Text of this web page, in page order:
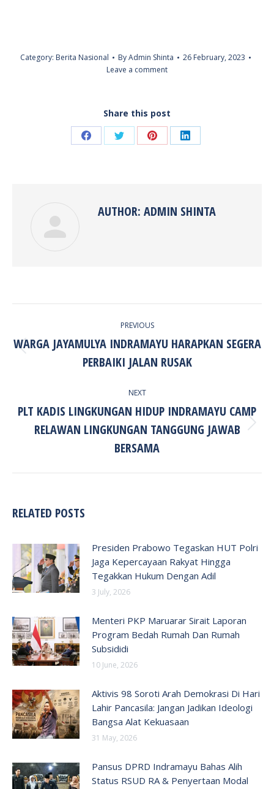
Category: Berita Nasional ByAdmin Shinta
26 February, 2023
Leave a comment
Share this post
Share Share Share Share
AUTHOR: ADMIN SHINTA
PREVIOUS
Previous
post:
WARGA JAYAMULYA INDRAMAYU HARAPKAN SEGERA
PERBAIKI JALAN RUSAK
NEXT
Next
post:
PLT KADIS LINGKUNGAN HIDUP INDRAMAYU CAMP
RELAWAN LINGKUNGAN TANGGUNG JAWAB
BERSAMA
RELATED POSTS
Presiden Prabowo Tegaskan HUT Polri
Jaga Kepercayaan Rakyat Hingga
Tegakkan Hukum Dengan Adil
3 July, 2026
Menteri PKP Maruarar Sirait Laporan
Program Bedah Rumah Dan Rumah
Subsididi
10 June, 2026
Aktivis 98 Soroti Arah Demokrasi Di Hari
Lahir Pancasila: Jangan Jadikan Ideologi
Bangsa Alat Kekuasaan
31 May, 2026
Pansus DPRD Indramayu Bahas Alih
Status RSUD RA & Penyertaan Modal